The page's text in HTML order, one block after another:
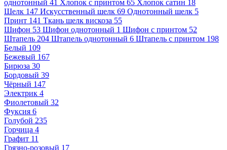
однотонный 41 Хлопок с принтом 65 Хлопок сатин 18
Шелк 147 Искусственный шелк 69 Однотонный шелк 5
Принт 141 Ткань шелк вискоза 55
Шифон 53 Шифон однотонный 1 Шифон с принтом 52
Штапель 204 Штапель однотонный 6 Штапель с принтом 198
Белый 109
Бежевый 167
Бирюза 30
Бордовый 39
Чёрный 147
Электрик 4
Фиолетовый 32
Фуксия 6
Голубой 235
Горчица 4
Графит 11
Грязно-розовый 17